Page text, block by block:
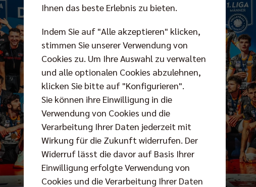
Ihnen das beste Erlebnis zu bieten.
Indem Sie auf "Alle akzeptieren" klicken,
stimmen Sie unserer Verwendung von
Cookies zu. Um Ihre Auswahl zu verwalten
und alle optionalen Cookies abzulehnen,
klicken Sie bitte auf "Konfigurieren".
Sie können ihre Einwilligung in die
Verwendung von Cookies und die
Verarbeitung Ihrer Daten jederzeit mit
Wirkung für die Zukunft widerrufen. Der
Widerruf lässt die davor auf Basis Ihrer
Einwilligung erfolgte Verwendung von
Cookies und die Verarbeitung Ihrer Daten